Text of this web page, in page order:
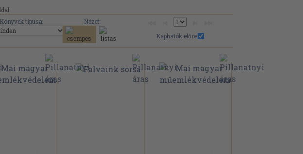
Könyvek típusa:
Nézet:
Kaphatók előre: